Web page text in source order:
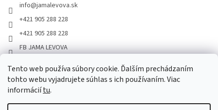
Tento web používa súbory cookie. Ďalším prechádzaním
tohto webu vyjadrujete súhlas s ich používaním. Viac
informáciítu.
info@jamalevova.sk
+421 905 288 228
+421 905 288 228
FB JAMA LEVOVA
JamaLevova
+421905288228